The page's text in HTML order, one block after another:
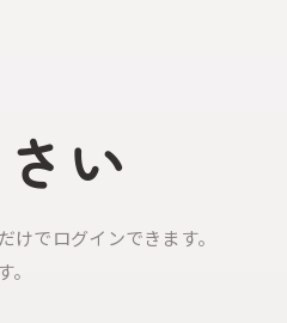
い
でログインできます。